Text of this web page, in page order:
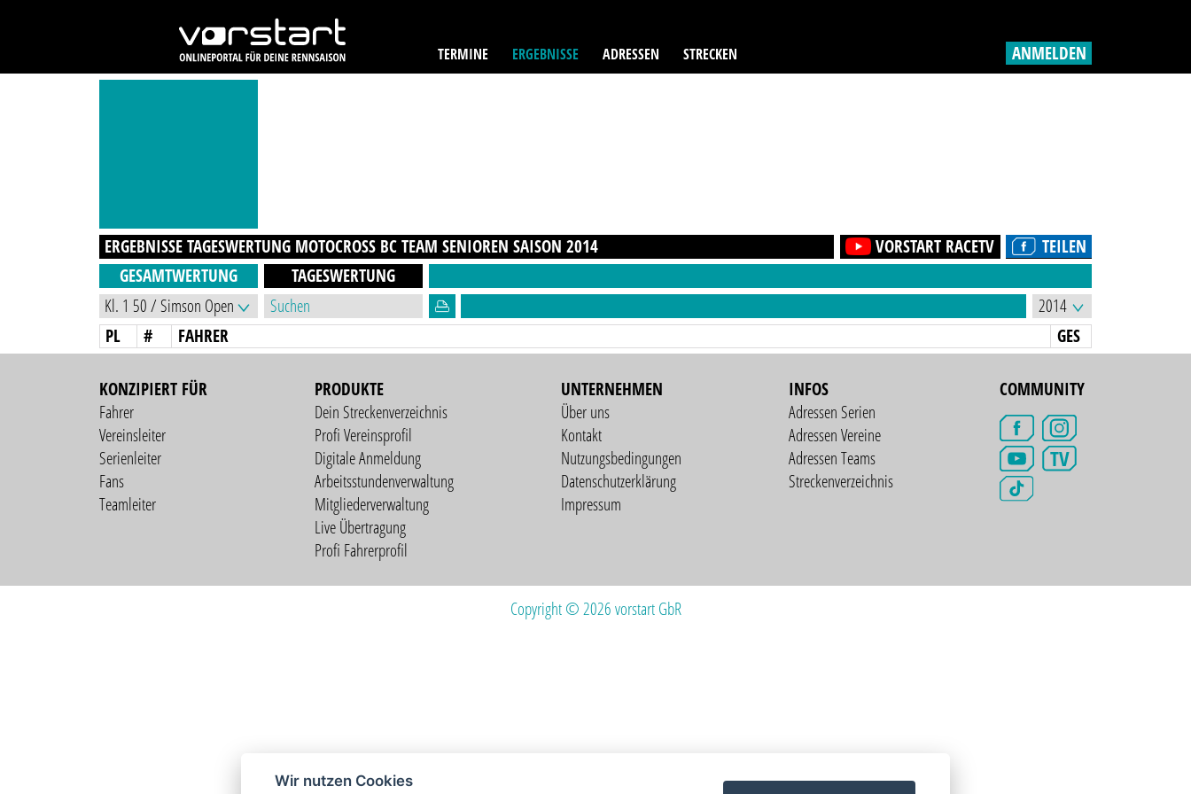
TERMINE ERGEBNISSE ADRESSEN STRECKEN ANMELDEN
ERGEBNISSE TAGESWERTUNG MOTOCROSS BC TEAM SENIORENSAISON2014 TEILEN
VORSTART RACETV
GESAMTWERTUNG
TAGESWERTUNG
PL # FAHRER GES
KONZIPIERT FÜR
Fahrer
Vereinsleiter
Serienleiter
Fans
Teamleiter
PRODUKTE
Dein Streckenverzeichnis
Profi Vereinsprofil
Digitale Anmeldung
Arbeitsstundenverwaltung
Mitgliederverwaltung
Live Übertragung
Profi Fahrerprofil
UNTERNEHMEN
Über uns
Kontakt
Nutzungsbedingungen
Datenschutzerklärung
Impressum
INFOS
Adressen Serien
Adressen Vereine
Adressen Teams
Streckenverzeichnis
COMMUNITY
TV
Copyright © 2026 vorstart GbR
Wir nutzen Cookies